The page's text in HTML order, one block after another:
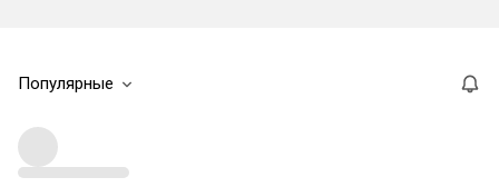
Популярные